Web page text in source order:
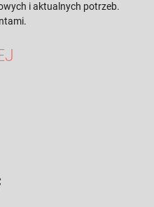
i aktualnych potrzeb.